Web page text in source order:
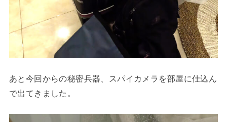
あと今回からの秘密兵器、スパイカメラを部屋に仕込ん
で出てきました。